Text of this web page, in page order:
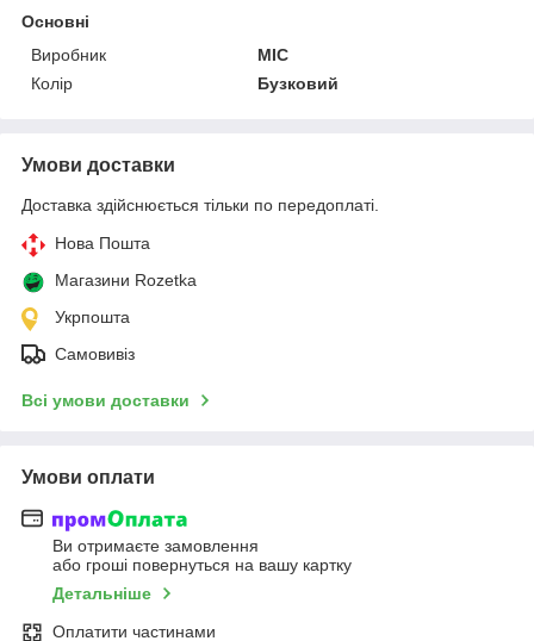
Основні
Виробник
MIC
Колір
Бузковий
Умови доставки
Доставка здійснюється тільки по передоплаті.
Нова Пошта
Магазини Rozetka
Укрпошта
Самовивіз
Всі умови доставки
Умови оплати
Ви отримаєте замовлення
або гроші повернуться на вашу картку
Детальніше
Оплатити частинами